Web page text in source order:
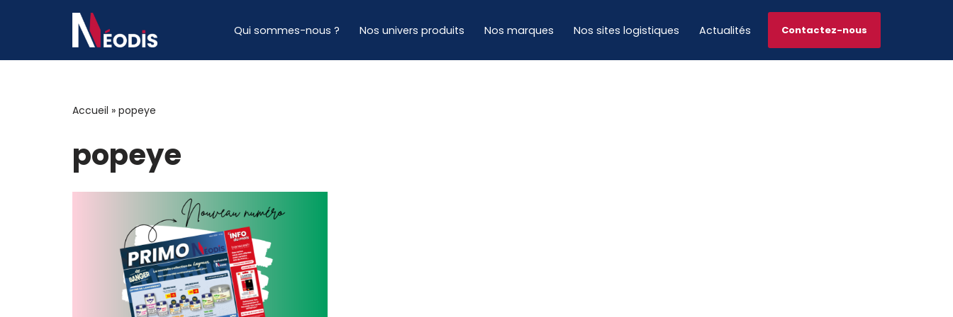
Qui sommes-nous ? Nos univers produits Nos marques Nos sites logistiques Actualités Contactez-nous
Accueil » popeye
popeye